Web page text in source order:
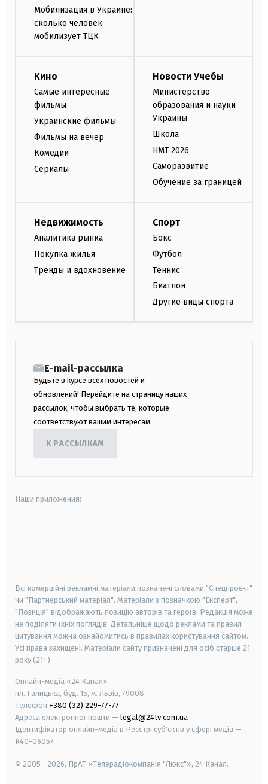
Мобилизация в Украине:
сколько человек
мобилизует ТЦК
Кино
Самые интересные
фильмы
Украинские фильмы
Фильмы на вечер
Комедии
Сериалы
Новости Учебы
Министерство
образования и науки
Украины
Школа
НМТ 2026
Саморазвитие
Обучение за границей
Недвижимость
Аналитика рынка
Покупка жилья
Тренды и вдохновение
Спорт
Бокс
Футбол
Теннис
Биатлон
Другие виды спорта
E-mail-рассылка
Будьте в курсе всех новостей и
обновлений! Перейдите на страницу наших
рассылок, чтобы выбрать те, которые
соответствуют вашим интересам.
К РАССЫЛКАМ
Наши приложения:
Всі комерційні рекламні матеріали позначені словами "Спецпроєкт"
чи "Партнерський матеріал". Матеріали з позначкою "Експерт",
"Позиція" відображають позицію авторів та героїв. Редакція може
не поділяти їхніх поглядів. Детальніше щодо реклами та правил
цитування можна ознайомитись в правилах користування сайтом.
Усі права захищені. Матеріали сайту призначені для осіб старше 21
року (21+)
Онлайн-медіа «24 Канал»
пл. Галицька, буд. 15, м. Львів, 79008
Телефон +380 (32) 229-77-77
Адреса електронної пошти — legal@24tv.com.ua
Ідентифікатор онлайн-медіа в Реєстрі суб'єктів у сфері медіа —
R40-06057
© 2005—2026, ПрАТ «Телерадіокомпанія "Люкс"», 24 Канал.